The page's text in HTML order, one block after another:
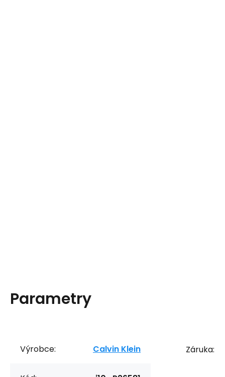
Parametry
Výrobce: Calvin Klein Záruka: